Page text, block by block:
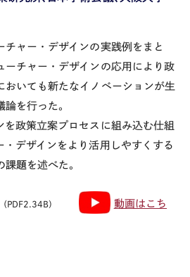
チャー・デザインの実践例をまと
ーチャー・デザインの応用により政
おいても新たなイノベーションが生
を行った。
を政策立案プロセスに組み込む仕組
・デザインをより活用しやすくする
題を述べた。
（PDF2.34B）
動画はこち